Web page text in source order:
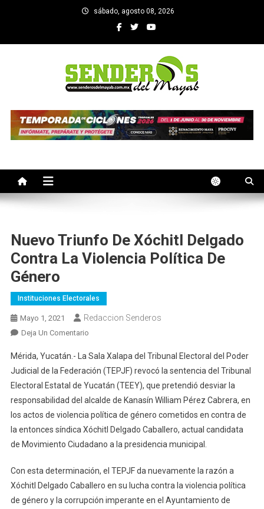
sábado, agosto 08, 2026
SENDEROS DEL MAYAB
Nuevo Triunfo De Xóchitl Delgado
Contra La Violencia Política De
Género
Instituciones Electorales
Mayo 1, 2021 Redaccion Senderos
Deja Un ComentarioEn
Triunfo
De
Xóchitl
Delgado
Contra
La
Violencia
De
Género
Mérida, Yucatán.- La Sala Xalapa del Tribunal Electoral del Poder
Judicial de la Federación (TEPJF) revocó la sentencia del Tribunal
Electoral Estatal de Yucatán (TEEY), que pretendió desviar la
responsabilidad del alcalde de Kanasín William Pérez Cabrera, en
los actos de violencia política de género cometidos en contra de
la entonces síndica Xóchitl Delgado Caballero, actual candidata
de Movimiento Ciudadano a la presidencia municipal.
Con esta determinación, el TEPJF da nuevamente la razón a
Xóchitl Delgado Caballero en su lucha contra la violencia política
de género y la corrupción imperante en el Ayuntamiento de